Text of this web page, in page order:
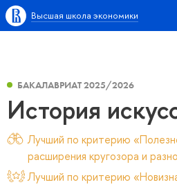
Высшая школа экономики
БАКАЛАВРИАТ 2025/2026
История
Лучший по критерию
расширения кругозора и
Лучший по критерию